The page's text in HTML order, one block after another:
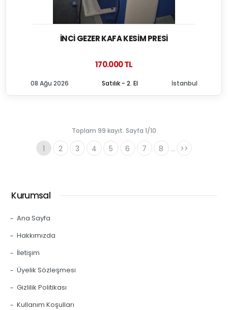
İNCI GEZER KAFA KESIM PRESI
170.000 TL
Satılık - 2. El
08 Ağu 2026 İstanbul
Toplam 99 kayıt. Sayfa 1/10
1 2 3 4 5 6 7 8 ... >>
Kurumsal
Ana Sayfa
Hakkımızda
İletişim
Üyelik Sözleşmesi
Gizlilik Politikası
Kullanım Koşulları